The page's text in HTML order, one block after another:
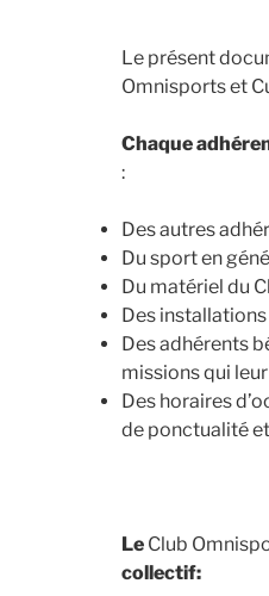
Le présent
Omnisports et
Chaque
:
Des autres
Du sport en
Du matériel du
Des
Des adhérents
missions qui
Des horaires
de ponctualité
Le Club
collectif: